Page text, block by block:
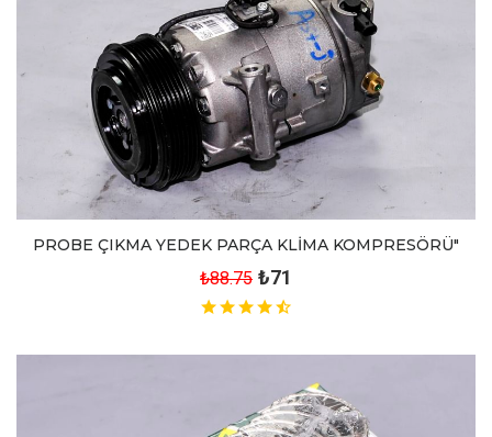
PROBE ÇIKMA YEDEK PARÇA KLİMA KOMPRESÖRÜ"
₺88.75 ₺71